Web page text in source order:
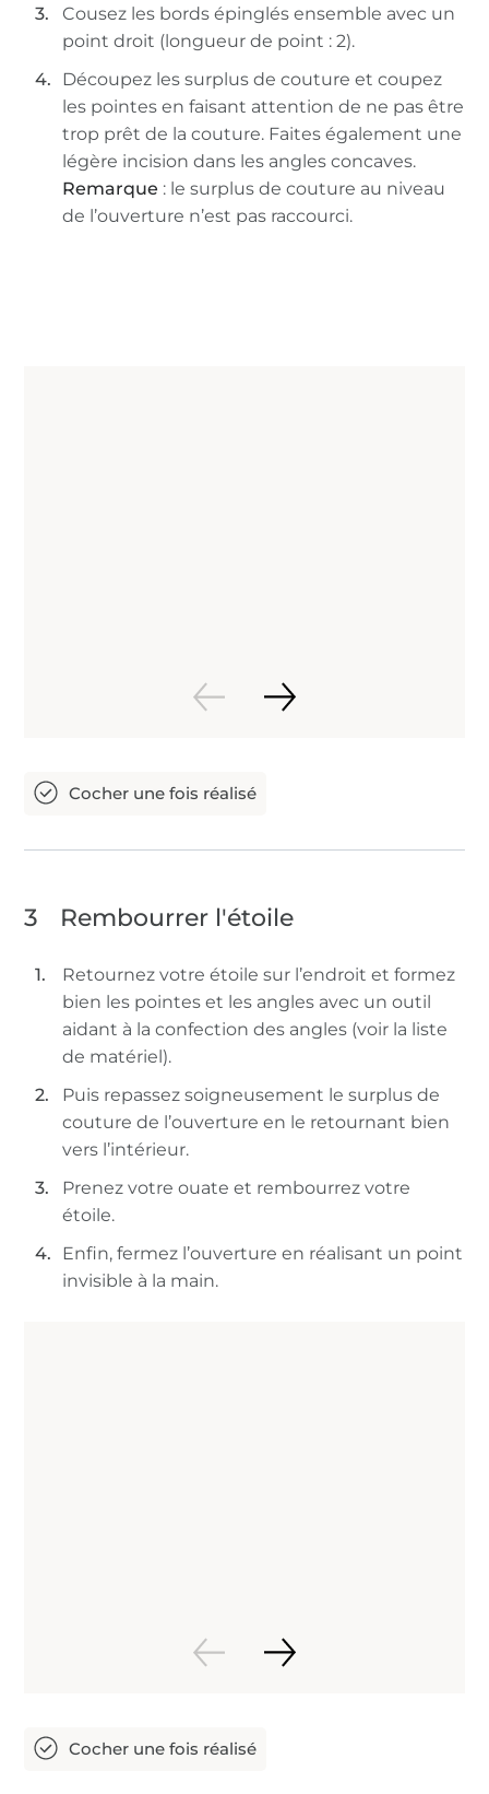
Cousez les bords épinglés ensemble avec un
point droit (longueur de point : 2).
Découpez les surplus de couture et coupez
les pointes en faisant attention de ne pas être
trop prêt de la couture. Faites également une
légère incision dans les angles concaves.
Remarque : le surplus de couture au niveau
de l’ouverture n’est pas raccourci.
3 Rembourrer l'étoile
Retournez votre étoile sur l’endroit et formez
bien les pointes et les angles avec un outil
aidant à la confection des angles (voir la liste
de matériel).
Puis repassez soigneusement le surplus de
couture de l’ouverture en le retournant bien
vers l’intérieur.
Prenez votre ouate et rembourrez votre
étoile.
Enfin, fermez l’ouverture en réalisant un point
invisible à la main.